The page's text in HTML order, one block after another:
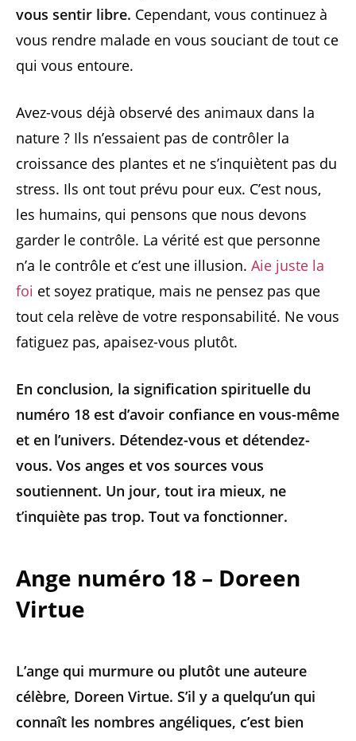
vous sentir libre. Cependant, vous continuez à
vous rendre malade en vous souciant de tout ce
qui vous entoure.
Avez-vous déjà observé des animaux dans la
nature ? Ils n’essaient pas de contrôler la
croissance des plantes et ne s’inquiètent pas du
stress. Ils ont tout prévu pour eux. C’est nous,
les humains, qui pensons que nous devons
garder le contrôle. La vérité est que personne
n’a le contrôle et c’est une illusion. Aie juste la
foi et soyez pratique, mais ne pensez pas que
tout cela relève de votre responsabilité. Ne vous
fatiguez pas, apaisez-vous plutôt.
En conclusion, la signification spirituelle du
numéro 18 est d’avoir confiance en vous-même
et en l’univers. Détendez-vous et détendez-
vous. Vos anges et vos sources vous
soutiennent. Un jour, tout ira mieux, ne
t’inquiète pas trop. Tout va fonctionner.
Ange numéro 18 – Doreen
Virtue
L’ange qui murmure ou plutôt une auteure
célèbre, Doreen Virtue. S’il y a quelqu’un qui
connaît les nombres angéliques, c’est bien